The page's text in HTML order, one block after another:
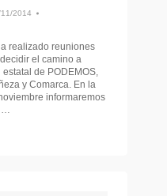
2014
realizado reuniones
el camino a
de PODEMOS,
y Comarca. En la
informaremos